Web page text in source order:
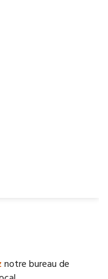
notre bureau de